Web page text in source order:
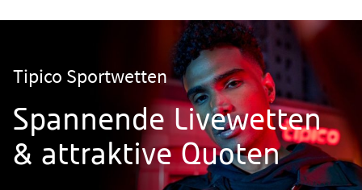
Tipico Sportwetten
Spannende Livewetten
& attraktive Quoten